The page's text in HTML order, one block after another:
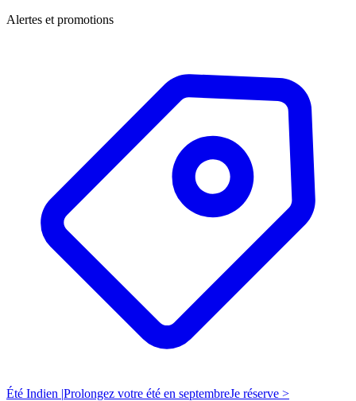
Alertes et promotions
Été Indien |Prolongez votre été en septembreJe réserve >